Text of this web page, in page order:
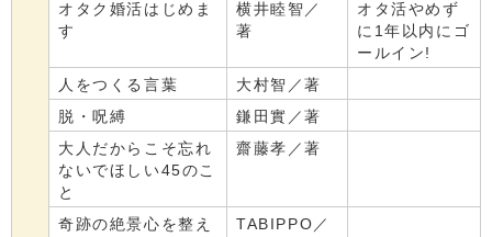
オタク婚活はじめま
す
横井睦智／
著
オタ活やめず
に1年以内にゴ
ールイン!
人をつくる言葉
大村智／著
脱・呪縛
鎌田實／著
大人だからこそ忘れ
ないでほしい45のこ
と
齋藤孝／著
奇跡の絶景心を整え
TABIPPO／